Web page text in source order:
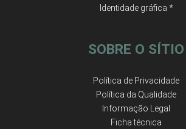
Identidade gráfica *
SOBRE O SÍTIO
Política de Privacidade
Política da Qualidade
Informação Legal
Ficha técnica